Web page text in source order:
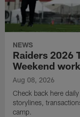
NEWS
Raiders 2026
Weekend work
Aug 08, 2026
Check back here
storylines,
camp.